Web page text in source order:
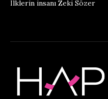
İlklerin insanı Zeki Sözer